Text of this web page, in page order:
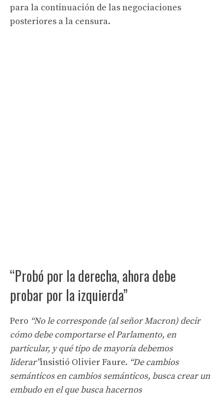
para la continuación de las negociaciones
posteriores a la censura.
“Probó por la derecha, ahora debe
probar por la izquierda”
Pero “No le corresponde (al señor Macron) decir
cómo debe comportarse el Parlamento, en
particular, y qué tipo de mayoría debemos
liderar”insistió Olivier Faure. “De cambios
semánticos en cambios semánticos, busca crear un
embudo en el que busca hacernos